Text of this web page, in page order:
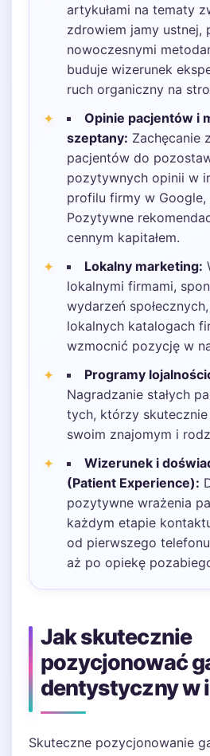
artykułami na tematy
zdrowiem jamy ustnej,
nowoczesnymi
buduje wizerunek
ruch organiczny na
Opinie pacjentów i
szeptany: Zachęcanie
pacjentów do
pozytywnych opinii w
profilu firmy w Google,
Pozytywne
cennym kapitałem.
Lokalny marketing:
lokalnymi firmami,
wydarzeń
lokalnych katalogach
wzmocnić pozycję w
Programy
Nagradzanie stałych
tych, którzy
swoim znajomym i
Wizerunek i
(Patient Experience):
pozytywne wrażenia
każdym etapie
od pierwszego
aż po opiekę
Jak skutecznie
pozycjonować
dentystyczny w
Skuteczne pozycjonowanie